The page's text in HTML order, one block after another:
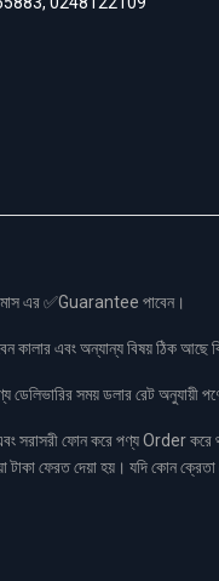
এর ✅Guarantee পাবেন।
কালার এবং অন্যান্য বিষয় ঠিক
সময় ডলার রেট অনুযায়ী
ফোন করে পণ্য Order করে
টাকা ফেরত দেয়া হয়। যদি কোন